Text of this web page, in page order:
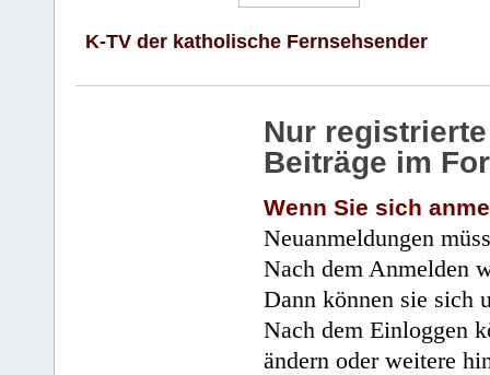
K-TV der katholische Fernsehsender
Nur
Beiträge im
Wenn Sie sich
Neuanmeldungen
Nach dem Anmelden
Dann können sie sich
Nach dem Einloggen
ändern oder weitere